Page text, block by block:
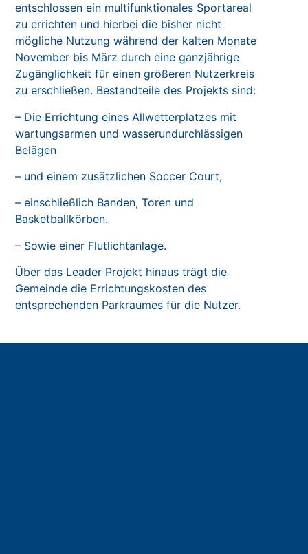
entschlossen ein multifunktionales Sportareal
zu errichten und hierbei die bisher nicht
mögliche Nutzung während der kalten Monate
November bis März durch eine ganzjährige
Zugänglichkeit für einen größeren Nutzerkreis
zu erschließen. Bestandteile des Projekts sind:
– Die Errichtung eines Allwetterplatzes mit
wartungsarmen und wasserundurchlässigen
Belägen
– und einem zusätzlichen Soccer Court,
– einschließlich Banden, Toren und
Basketballkörben.
– Sowie einer Flutlichtanlage.
Über das Leader Projekt hinaus trägt die
Gemeinde die Errichtungskosten des
entsprechenden Parkraumes für die Nutzer.